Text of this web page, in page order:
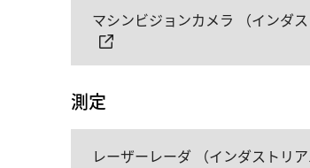
マシンビジョンカメラ （インダ
測定
レーザーレーダ （インダストリ